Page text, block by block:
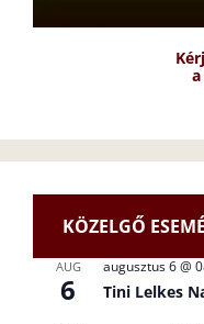
a
KÖZELGŐ
AUG
6
augusztus 6 @
Tini Lelkes